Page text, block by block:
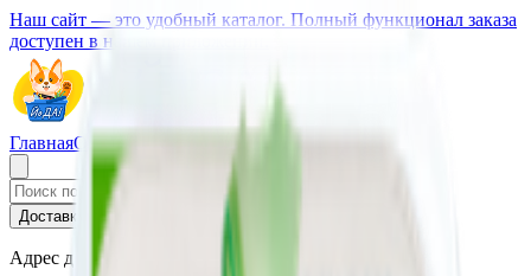
Наш сайт — это удобный каталог. Полный функционал заказа
доступен в нашем приложении.
ГлавнаяО Сервисе Стать партнером
Доставка Самовывоз
Адрес доставки